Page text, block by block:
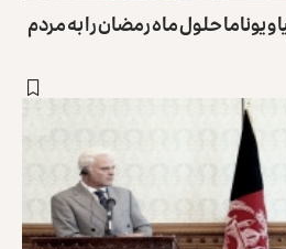
و یوناما حلول ماه رمضان را به مردم